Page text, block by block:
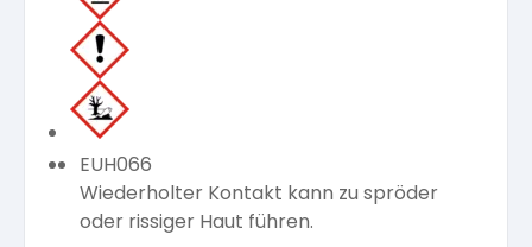
EUH066
Wiederholter Kontakt kann zu spröder
oder rissiger Haut führen.